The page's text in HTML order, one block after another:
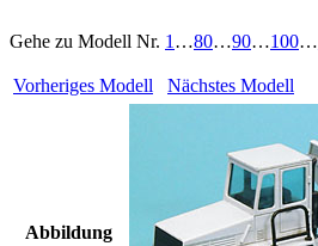
Gehe zu Modell Nr. 1 …80…90…100…
Vorheriges Modell Nächstes Modell
Abbildung